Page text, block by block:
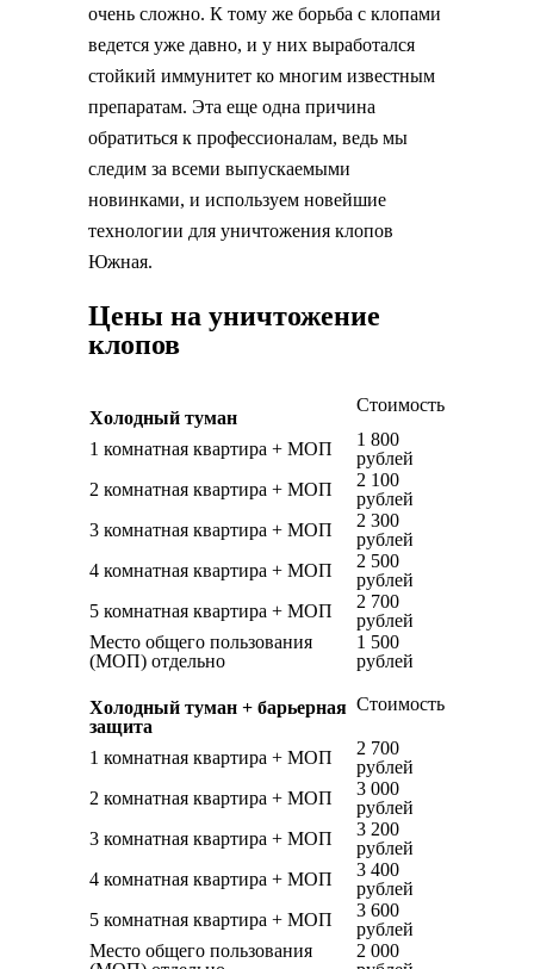
очень сложно. К тому же борьба с клопами
ведется уже давно, и у них выработался
стойкий иммунитет ко многим известным
препаратам. Эта еще одна причина
обратиться к профессионалам, ведь мы
следим за всеми выпускаемыми
новинками, и используем новейшие
технологии для уничтожения клопов
Южная.
Цены на уничтожение
клопов
Холодный туман
Стоимость
1 комнатная квартира + МОП
1 800
рублей
2 комнатная квартира + МОП
2 100
рублей
3 комнатная квартира + МОП
2 300
рублей
4 комнатная квартира + МОП
2 500
рублей
5 комнатная квартира + МОП
2 700
рублей
Место общего пользования
(МОП) отдельно
1 500
рублей
Холодный туман + барьерная
защита
Стоимость
1 комнатная квартира + МОП
2 700
рублей
2 комнатная квартира + МОП
3 000
рублей
3 комнатная квартира + МОП
3 200
рублей
4 комнатная квартира + МОП
3 400
рублей
5 комнатная квартира + МОП
3 600
рублей
Место общего пользования
2 000